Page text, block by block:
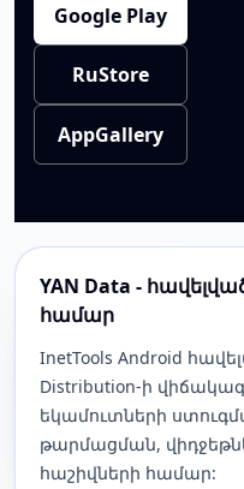
Google Play
RuStore
AppGallery
YAN Data -
համար
InetTools Android
Distribution-ի
եկամուտների
թարմացման,
հաշիվների համար: